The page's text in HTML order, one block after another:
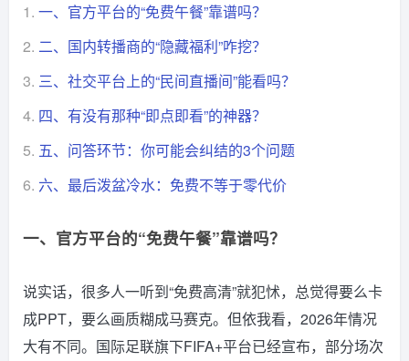
1. 一、官方平台的“免费午餐”靠谱吗？
2. 二、国内转播商的“隐藏福利”咋挖？
3. 三、社交平台上的“民间直播间”能看吗？
4. 四、有没有那种“即点即看”的神器？
5. 五、问答环节：你可能会纠结的3个问题
6. 六、最后泼盆冷水：免费不等于零代价
一、官方平台的“免费午餐”靠谱吗？
说实话，很多人一听到“免费高清”就犯怵，总觉得要么卡
成PPT，要么画质糊成马赛克。但依我看，2026年情况
大有不同。国际足联旗下FIFA+平台已经宣布，部分场次